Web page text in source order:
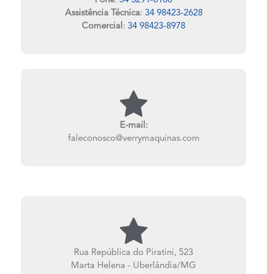
Assistência Técnica: 34 98423-2628
Comercial: 34 98423-8978
E-mail:
faleconosco@verrymaquinas.com
Rua República do Piratini, 523
Marta Helena - Uberlândia/MG